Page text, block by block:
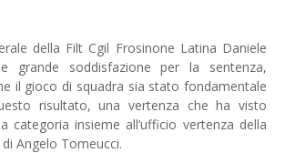
della Filt Cgil Frosinone Latina Daniele
grande soddisfazione per la sentenza,
il gioco di squadra sia stato fondamentale
risultato, una vertenza che ha visto
categoria insieme all’ufficio vertenza della
Angelo Tomeucci.